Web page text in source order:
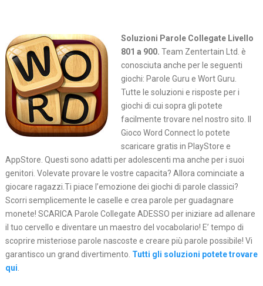
Soluzioni Parole Collegate Livello
801 a 900. Team Zentertain Ltd. è
conosciuta anche per le seguenti
giochi: Parole Guru e Wort Guru.
Tutte le soluzioni e risposte per i
giochi di cui sopra gli potete
facilmente trovare nel nostro sito. Il
Gioco Word Connect lo potete
scaricare gratis in PlayStore e
AppStore. Questi sono adatti per adolescenti ma anche per i suoi
genitori. Volevate provare le vostre capacita? Allora cominciate a
giocare ragazzi.Ti piace l’emozione dei giochi di parole classici?
Scorri semplicemente le caselle e crea parole per guadagnare
monete! SCARICA Parole Collegate ADESSO per iniziare ad allenare
il tuo cervello e diventare un maestro del vocabolario! E’ tempo di
scoprire misteriose parole nascoste e creare più parole possibile! Vi
garantisco un grand divertimento. Tutti gli soluzioni potete trovare
qui.